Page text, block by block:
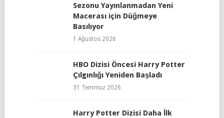
Sezonu Yayınlanmadan Yeni
Macerası için Düğmeye
Basılıyor
1 Ağustos 2026
HBO Dizisi Öncesi Harry Potter
Çılgınlığı Yeniden Başladı
31 Temmuz 2026
Harry Potter Dizisi Daha İlk